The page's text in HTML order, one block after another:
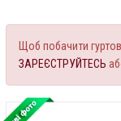
Щоб побачити
ЗАРЕЄСТРУЙТЕСЬ